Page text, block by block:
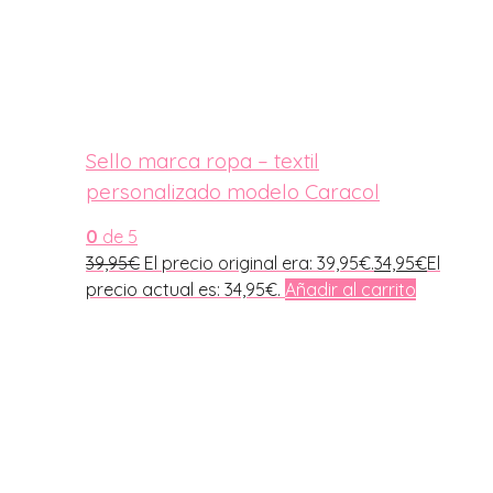
Sello marca ropa – textil
personalizado modelo Caracol
0 de 5
39,95€ El precio original era: 39,95€.34,95€El
precio actual es: 34,95€. Añadir al carrito